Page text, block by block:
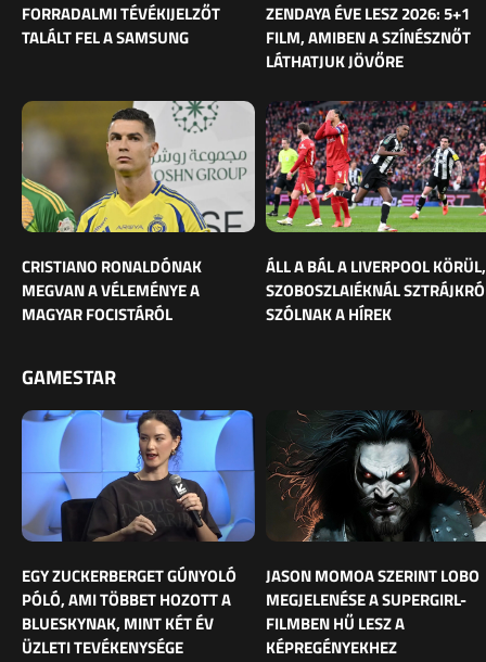
FORRADALMI TÉVÉKIJELZŐT
TALÁLT FEL A SAMSUNG
ZENDAYA ÉVE LESZ 2026: 5+1
FILM, AMIBEN A SZÍNÉSZNŐT
LÁTHATJUK JÖVŐRE
CRISTIANO RONALDÓNAK
MEGVAN A VÉLEMÉNYE A
MAGYAR FOCISTÁRÓL
ÁLL A BÁL A LIVERPOOL KÖRÜL,
SZOBOSZLAIÉKNÁL
SZÓLNAK A HÍREK
GAMESTAR
EGY ZUCKERBERGET GÚNYOLÓ
PÓLÓ, AMI TÖBBET HOZOTT A
BLUESKYNAK, MINT KÉT ÉV
ÜZLETI TEVÉKENYSÉGE
JASON MOMOA SZERINT LOBO
MEGJELENÉSE A SUPERGIRL-
FILMBEN HŰ LESZ A
KÉPREGÉNYEKHEZ